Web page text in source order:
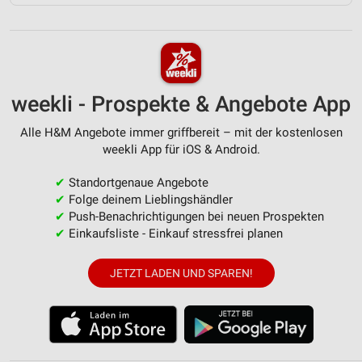
weekli - Prospekte & Angebote App
Alle H&M Angebote immer griffbereit – mit der kostenlosen
weekli App für iOS & Android.
✔ Standortgenaue Angebote
✔ Folge deinem Lieblingshändler
✔ Push-Benachrichtigungen bei neuen Prospekten
✔ Einkaufsliste - Einkauf stressfrei planen
JETZT LADEN UND SPAREN!